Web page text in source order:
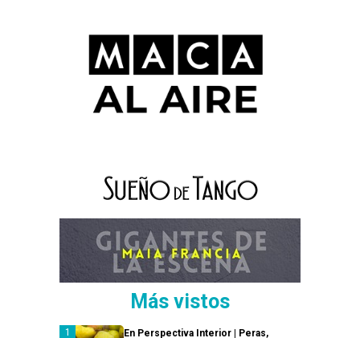
Más vistos
En Perspectiva Interior | Peras,